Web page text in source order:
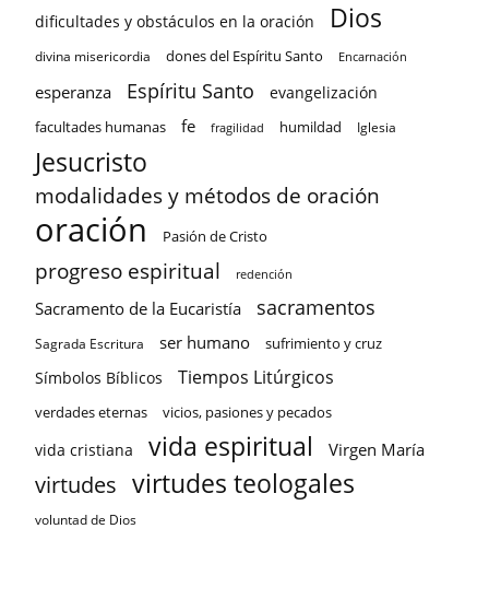
dificultades y obstáculos en la oración Dios
divina misericordia dones del Espíritu Santo Encarnación
esperanza Espíritu Santo evangelización
facultades humanas fe fragilidad humildad Iglesia
Jesucristo
modalidades y métodos de oración
oración Pasión de Cristo
progreso espiritual redención
Sacramento de la Eucaristía sacramentos
Sagrada Escritura ser humano sufrimiento y cruz
Símbolos Bíblicos Tiempos Litúrgicos
verdades eternas vicios, pasiones y pecados
vida cristiana vida espiritual Virgen María
virtudes virtudes teologales
voluntad de Dios